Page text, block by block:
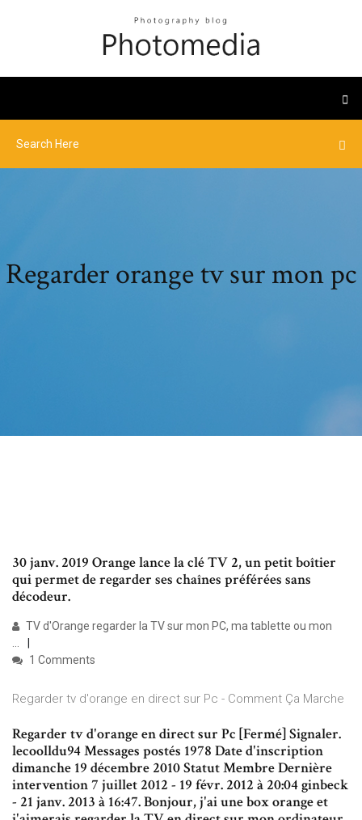
Regarder orange tv sur mon pc
30 janv. 2019 Orange lance la clé TV 2, un petit boîtier
qui permet de regarder ses chaînes préférées sans
décodeur.
TV d'Orange regarder la TV sur mon PC, ma tablette ou mon
...
1 Comments
Regarder tv d'orange en direct sur Pc - Comment Ça Marche
Regarder tv d'orange en direct sur Pc [Fermé] Signaler.
lecoolldu94 Messages postés 1978 Date d'inscription
dimanche 19 décembre 2010 Statut Membre Dernière
intervention 7 juillet 2012 - 19 févr. 2012 à 20:04 ginbeck
- 21 janv. 2013 à 16:47. Bonjour, j'ai une box orange et